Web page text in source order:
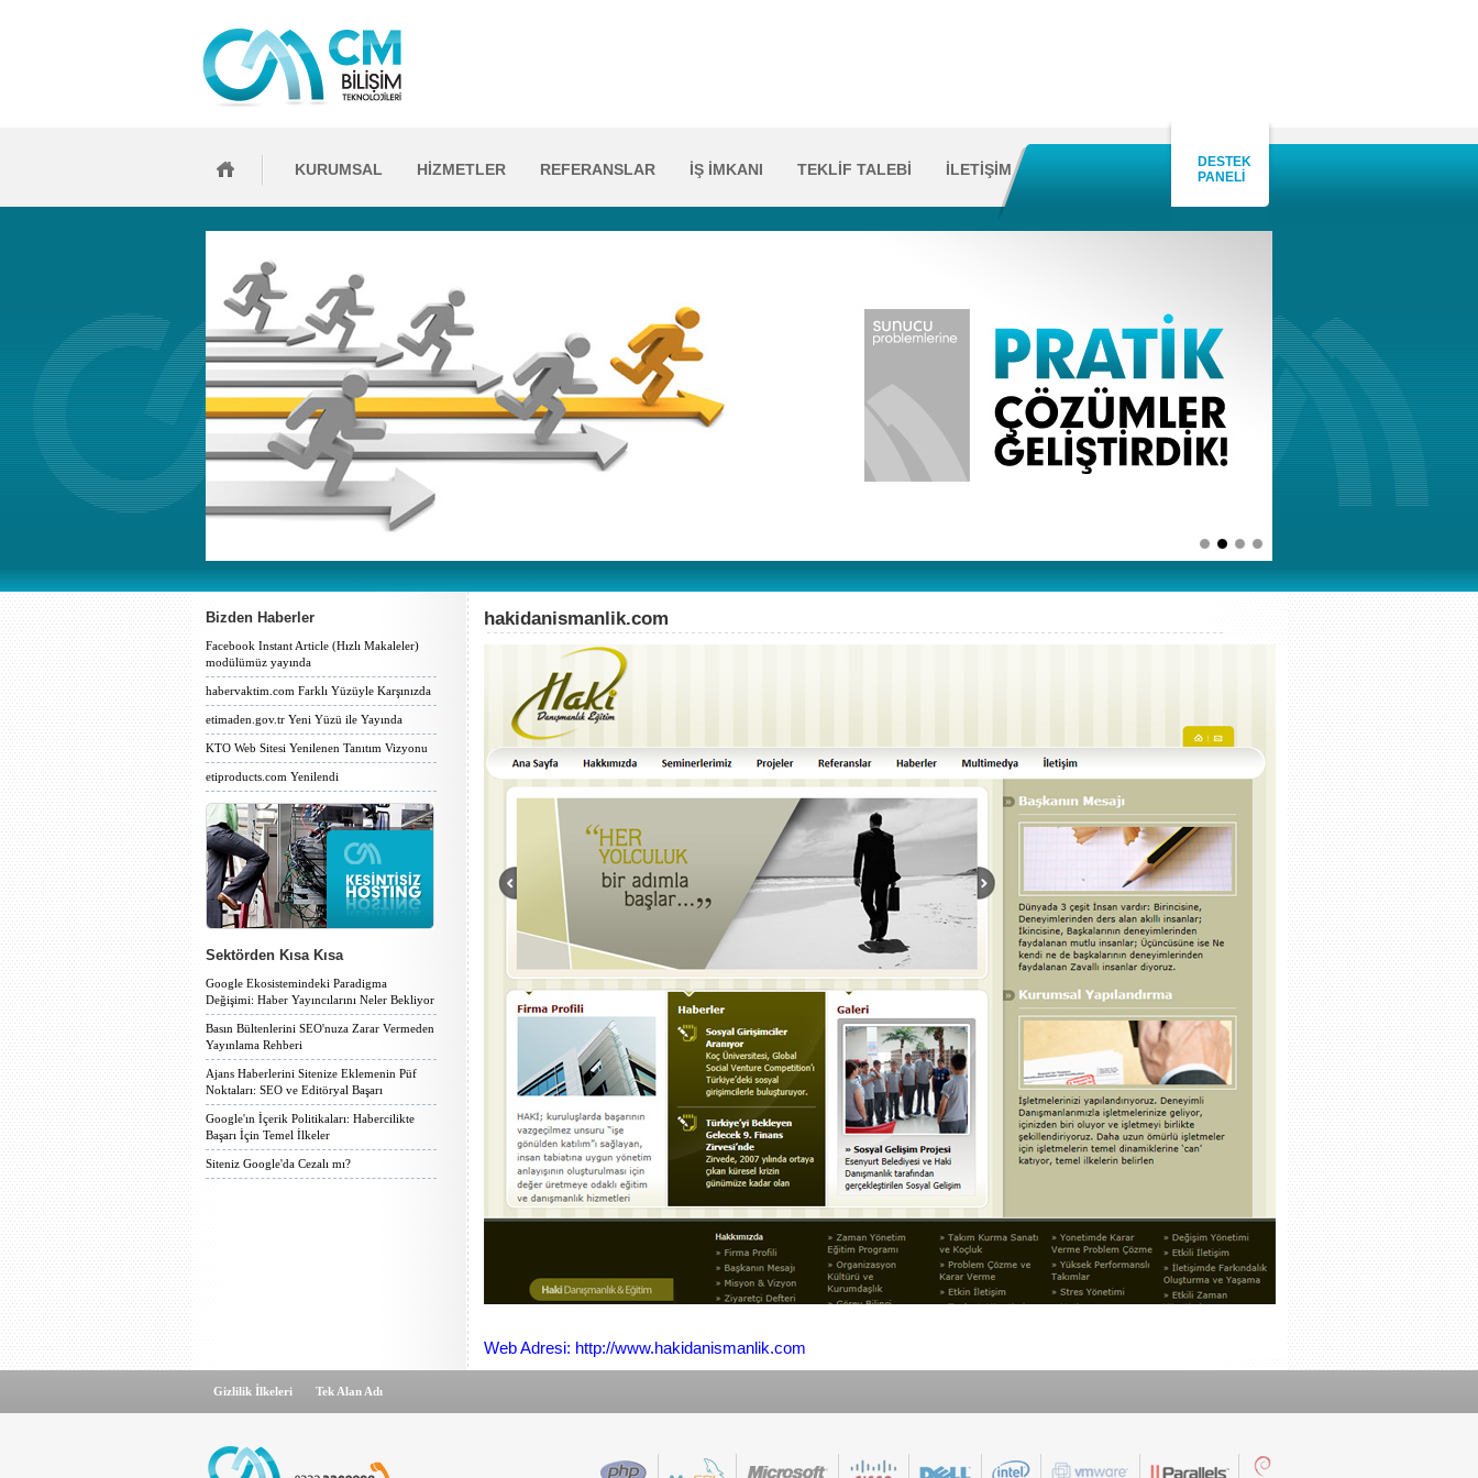
DESTEK
PANELİ
KURUMSAL HİZMETLER REFERANSLAR İŞ İMKANI TEKLİF TALEBİ İLETİŞİM
Bizden Haberler
Facebook Instant Article (Hızlı Makaleler)
modülümüz yayında
habervaktim.com Farklı Yüzüyle Karşınızda
etimaden.gov.tr Yeni Yüzü ile Yayında
KTO Web Sitesi Yenilenen Tanıtım Vizyonu
etiproducts.com Yenilendi
Sektörden Kısa Kısa
Google Ekosistemindeki Paradigma
Değişimi: Haber Yayıncılarını Neler Bekliyor
Basın Bültenlerini SEO'nuza Zarar Vermeden
Yayınlama Rehberi
Ajans Haberlerini Sitenize Eklemenin Püf
Noktaları: SEO ve Editöryal Başarı
Google'ın İçerik Politikaları: Habercilikte
Başarı İçin Temel İlkeler
Siteniz Google'da Cezalı mı?
hakidanismanlik.com
Web Adresi: http://www.hakidanismanlik.com
Gizlilik İlkeleri Tek Alan Adı